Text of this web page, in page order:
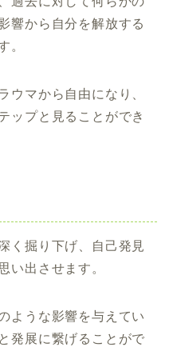
響から自分を解放する
。
ウマから自由になり、
ップと見ることができ
く掘り下げ、自己発見
い出させます。
ような影響を与えてい
発展に繋げることがで